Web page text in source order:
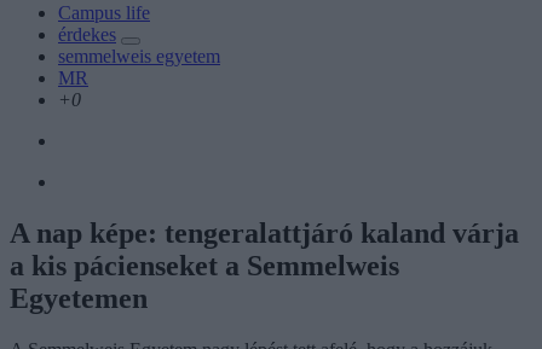
Campus life
érdekes
semmelweis egyetem
MR
+0
A nap képe: tengeralattjáró kaland várja
a kis pácienseket a Semmelweis
Egyetemen